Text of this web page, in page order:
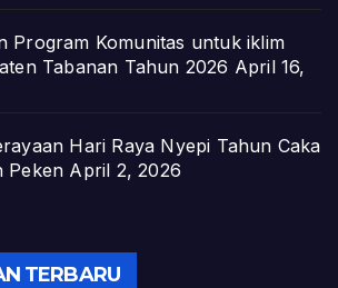
Program Komunitas untuk iklim
Tabanan Tahun 2026 April 16,
Hari Raya Nyepi Tahun Caka
Peken April 2, 2026
TERBARU